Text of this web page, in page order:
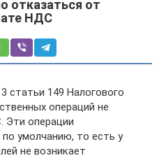
отказаться от
НДС
статьи 149 Налогового
операций не
операции
умолчанию, то есть у
не возникает